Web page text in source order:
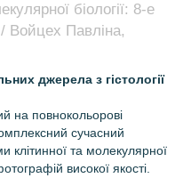
біології: 8-е
Войцех Павліна,
джерела з гістології
на повнокольорові
сучасний
клітинної та молекулярної
високої якості.